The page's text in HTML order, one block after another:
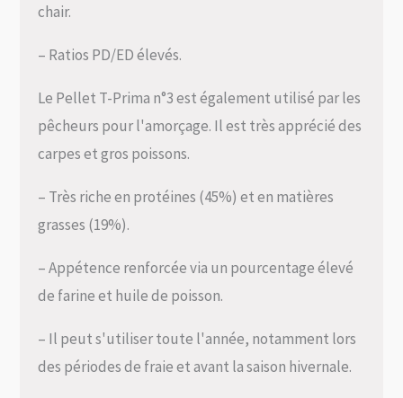
chair.
– Ratios PD/ED élevés.
Le Pellet T-Prima n°3 est également utilisé par les
pêcheurs pour l'amorçage. Il est très apprécié des
carpes et gros poissons.
– Très riche en protéines (45%) et en matières
grasses (19%).
– Appétence renforcée via un pourcentage élevé
de farine et huile de poisson.
– Il peut s'utiliser toute l'année, notamment lors
des périodes de fraie et avant la saison hivernale.